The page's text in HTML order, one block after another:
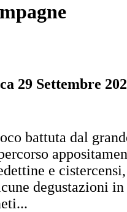
29 Settembre
battuta dal
e
degustazioni